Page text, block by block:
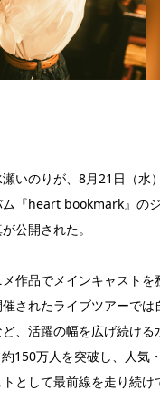
いのりが、8月21日（水
ム『heart bookmark』の
公開された。
作品でメインキャストを
されたライブツアーでは
、活躍の幅を広げ続ける
150万人を突破し、人気
として最前線を走り続け